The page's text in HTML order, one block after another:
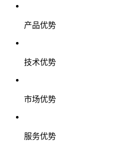
产品优势
技术优势
市场优势
服务优势